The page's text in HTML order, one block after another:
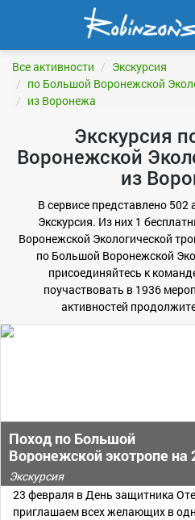
Все активности
Экскурсия
по Большой Воронежской
из Воронежа
Экскурсия
Воронежской
из
В сервисе представлено 502
Экскурсия. Из них 1
Воронежской Экологической
по Большой Воронежской
присоединяйтесь к
поучаствовать в 1936
активностей
Поход по Большой
Воронежской экотропе на
февраля
Экскурсия
23 февраля в День защитника
приглашаем всех желающих в